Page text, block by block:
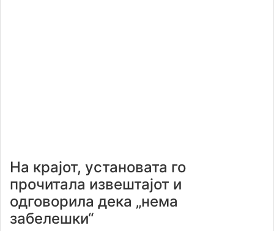
На крајот, установата го
прочитала извештајот и
одговорила дека „нема
забелешки“